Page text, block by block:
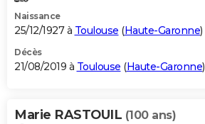
Naissance
25/12/1927 à Toulouse (Haute-Garonne)
Décès
21/08/2019 à Toulouse (Haute-Garonne)
Marie RASTOUIL (100 ans)